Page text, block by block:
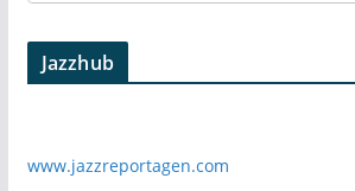
Jazzhub
www.jazzreportagen.com